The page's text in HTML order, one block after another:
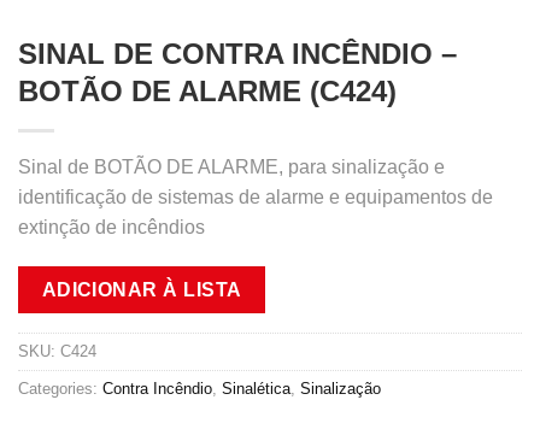
SINAL DE CONTRA INCÊNDIO –
BOTÃO DE ALARME (C424)
Sinal de BOTÃO DE ALARME, para sinalização e
identificação de sistemas de alarme e equipamentos de
extinção de incêndios
ADICIONAR À LISTA
SKU: C424
Categories: Contra Incêndio Sinalética Sinalização